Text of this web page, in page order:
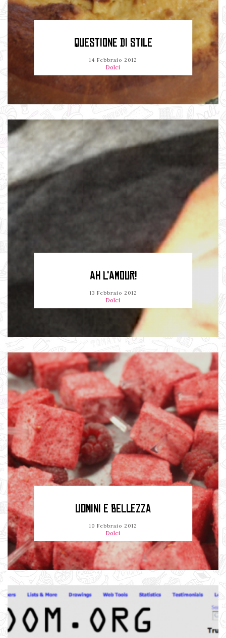
QUESTIONE DI STILE
14 Febbraio 2012
Dolci
AH L'AMOUR!
13 Febbraio 2012
Dolci
UOMINI E BELLEZZA
10 Febbraio 2012
Dolci